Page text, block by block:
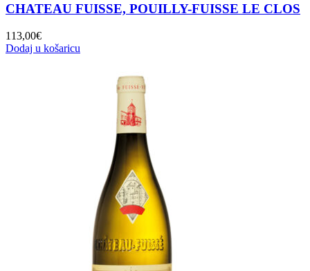
CHATEAU FUISSE, POUILLY-FUISSE LE CLOS
113,00€
Dodaj u košaricu